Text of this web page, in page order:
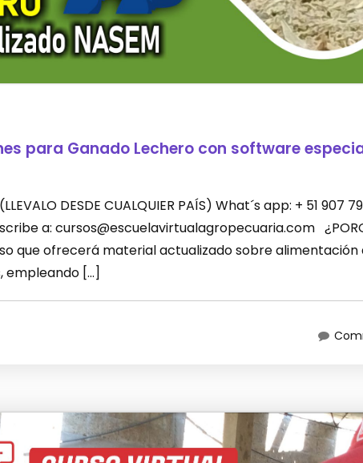
para Ganado Lechero con software
DESDE CUALQUIER PAÍS) What´s app: + 51 907
a: cursos@escuelavirtualagropecuaria.com
que ofrecerá material actualizado sobre alimentación
empleando […]